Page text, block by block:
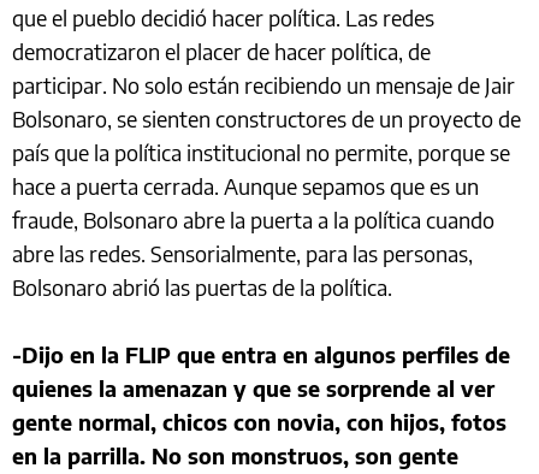
que el pueblo decidió hacer política. Las redes
democratizaron el placer de hacer política, de
participar. No solo están recibiendo un mensaje de Jair
Bolsonaro, se sienten constructores de un proyecto de
país que la política institucional no permite, porque se
hace a puerta cerrada. Aunque sepamos que es un
fraude, Bolsonaro abre la puerta a la política cuando
abre las redes. Sensorialmente, para las personas,
Bolsonaro abrió las puertas de la política.
-Dijo en la FLIP que entra en algunos perfiles de
quienes la amenazan y que se sorprende al ver
gente normal, chicos con novia, con hijos, fotos
en la parrilla. No son monstruos, son gente